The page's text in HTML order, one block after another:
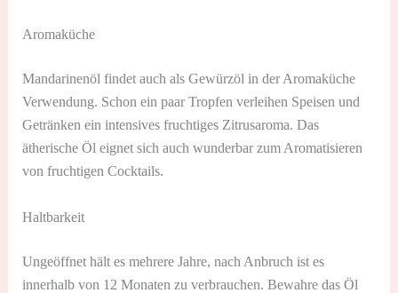
Aromaküche
Mandarinenöl findet auch als Gewürzöl in der Aromaküche
Verwendung. Schon ein paar Tropfen verleihen Speisen und
Getränken ein intensives fruchtiges Zitrusaroma. Das
ätherische Öl eignet sich auch wunderbar zum Aromatisieren
von fruchtigen Cocktails.
Haltbarkeit
Ungeöffnet hält es mehrere Jahre, nach Anbruch ist es
innerhalb von 12 Monaten zu verbrauchen. Bewahre das Öl